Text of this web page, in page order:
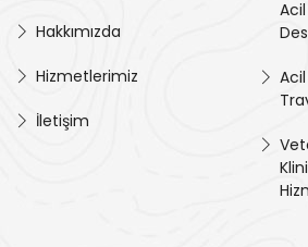
Hakkımızda
Hizmetlerimiz
İletişim